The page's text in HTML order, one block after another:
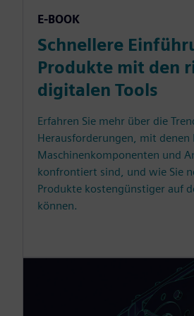
E-BOOK
Schnellere
Produkte mit den
digitalen Tools
Erfahren Sie mehr über die
Herausforderungen, mit denen
Maschinenkomponenten und
konfrontiert sind, und wie Sie
Produkte kostengünstiger auf
können.